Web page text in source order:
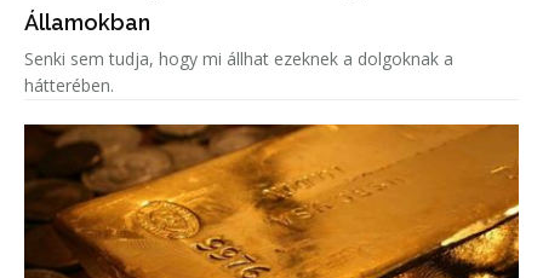
Államokban
Senki sem tudja, hogy mi állhat ezeknek a dolgoknak a
hátterében.